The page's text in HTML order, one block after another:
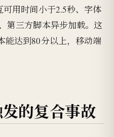
用时间小于2.5秒、字体
第三方脚本异步加载。这
能达到80分以上，移动端
的复合事故